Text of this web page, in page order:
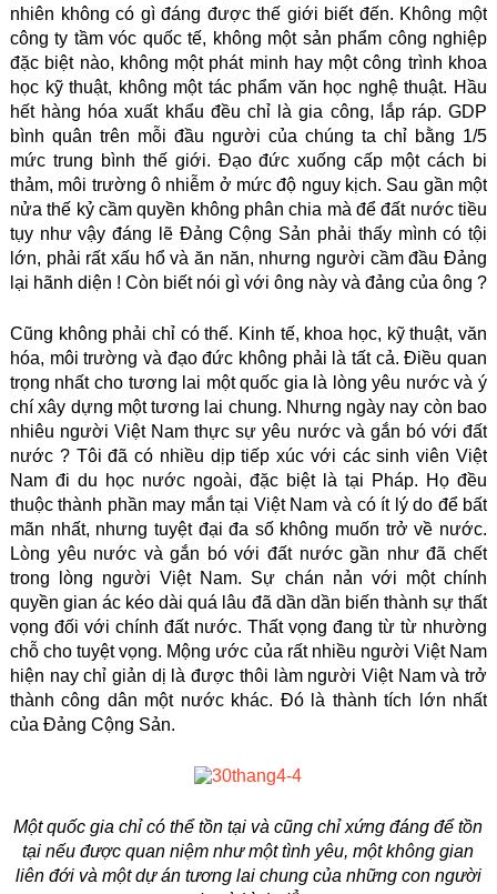
nhiên không có gì đáng được thế giới biết đến. Không một
công ty tầm vóc quốc tế, không một sản phẩm công nghiệp
đặc biệt nào, không một phát minh hay một công trình khoa
học kỹ thuật, không một tác phẩm văn học nghệ thuật. Hầu
hết hàng hóa xuất khẩu đều chỉ là gia công, lắp ráp. GDP
bình quân trên mỗi đầu người của chúng ta chỉ bằng 1/5
mức trung bình thế giới. Đạo đức xuống cấp một cách bi
thảm, môi trường ô nhiễm ở mức độ nguy kịch. Sau gần một
nửa thế kỷ cầm quyền không phân chia mà để đất nước tiều
tụy như vậy đáng lẽ Đảng Cộng Sản phải thấy mình có tội
lớn, phải rất xấu hổ và ăn năn, nhưng người cầm đầu Đảng
lại hãnh diện ! Còn biết nói gì với ông này và đảng của ông ?
Cũng không phải chỉ có thế. Kinh tế, khoa học, kỹ thuật, văn
hóa, môi trường và đạo đức không phải là tất cả. Điều quan
trọng nhất cho tương lai một quốc gia là lòng yêu nước và ý
chí xây dựng một tương lai chung. Nhưng ngày nay còn bao
nhiêu người Việt Nam thực sự yêu nước và gắn bó với đất
nước ? Tôi đã có nhiều dịp tiếp xúc với các sinh viên Việt
Nam đi du học nước ngoài, đặc biệt là tại Pháp. Họ đều
thuộc thành phần may mắn tại Việt Nam và có ít lý do để bất
mãn nhất, nhưng tuyệt đại đa số không muốn trở về nước.
Lòng yêu nước và gắn bó với đất nước gần như đã chết
trong lòng người Việt Nam. Sự chán nản với một chính
quyền gian ác kéo dài quá lâu đã dần dần biến thành sự thất
vọng đối với chính đất nước. Thất vọng đang từ từ nhường
chỗ cho tuyệt vọng. Mộng ước của rất nhiều người Việt Nam
hiện nay chỉ giản dị là được thôi làm người Việt Nam và trở
thành công dân một nước khác. Đó là thành tích lớn nhất
của Đảng Cộng Sản.
Một quốc gia chỉ có thể tồn tại và cũng chỉ xứng đáng để tồn
tại nếu được quan niệm như một tình yêu, một không gian
liên đới và một dự án tương lai chung của những con người